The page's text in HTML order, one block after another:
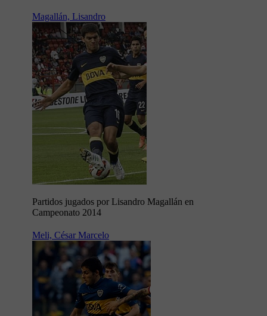
Magallán, Lisandro
Partidos jugados por Lisandro Magallán en
Campeonato 2014
Meli, César Marcelo